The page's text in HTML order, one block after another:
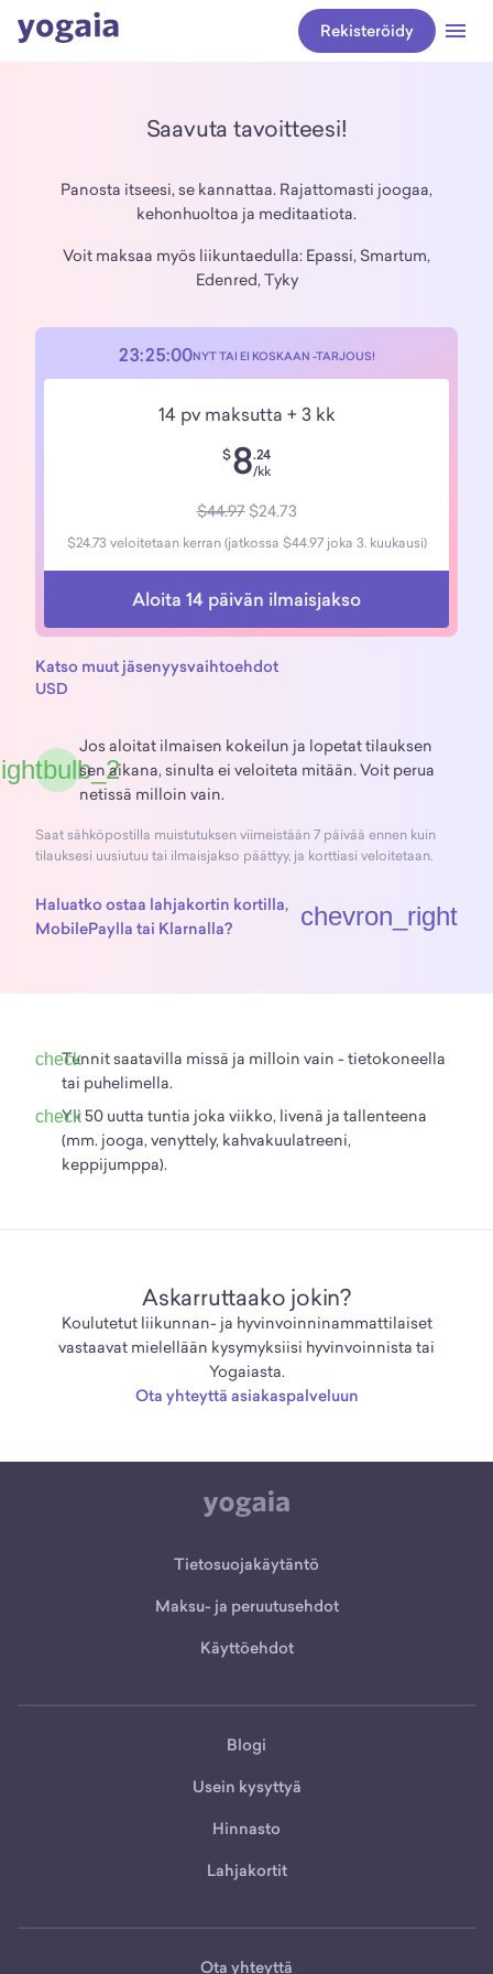
Rekisteröidy
close
Saavuta tavoitteesi!
Panosta itseesi, se kannattaa. Rajattomasti joogaa,
kehonhuoltoa ja meditaatiota.
Voit maksaa myös liikuntaedulla: Epassi, Smartum,
Edenred, Tyky
23:25:00NYT TAI EI KOSKAAN -TARJOUS!
14 pv maksutta + 3 kk
$8.24
/kk
$44.97 $24.73
$24.73 veloitetaan kerran (jatkossa $44.97 joka 3. kuukausi)
Aloita 14 päivän ilmaisjakso
Katso muut jäsenyysvaihtoehdot
USD
Jos aloitat ilmaisen kokeilun ja lopetat tilauksen
sen aikana, sinulta ei veloiteta mitään. Voit perua
netissä milloin vain.
Saat sähköpostilla muistutuksen viimeistään 7 päivää ennen kuin
tilauksesi uusiutuu tai ilmaisjakso päättyy, ja korttiasi veloitetaan.
Haluatko ostaa lahjakortin kortilla,
MobilePaylla tai Klarnalla?
chevron_right
Tunnit saatavilla missä ja milloin vain - tietokoneella
tai puhelimella.
Yli 50 uutta tuntia joka viikko, livenä ja tallenteena
(mm. jooga, venyttely, kahvakuulatreeni,
keppijumppa).
Askarruttaako jokin?
Koulutetut liikunnan- ja hyvinvoinninammattilaiset
vastaavat mielellään kysymyksiisi hyvinvoinnista tai
Yogaiasta.
Ota yhteyttä asiakaspalveluun
Tietosuojakäytäntö
Maksu- ja peruutusehdot
Käyttöehdot
Blogi
Usein kysyttyä
Hinnasto
Lahjakortit
Ota yhteyttä